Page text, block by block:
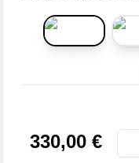
330,00€